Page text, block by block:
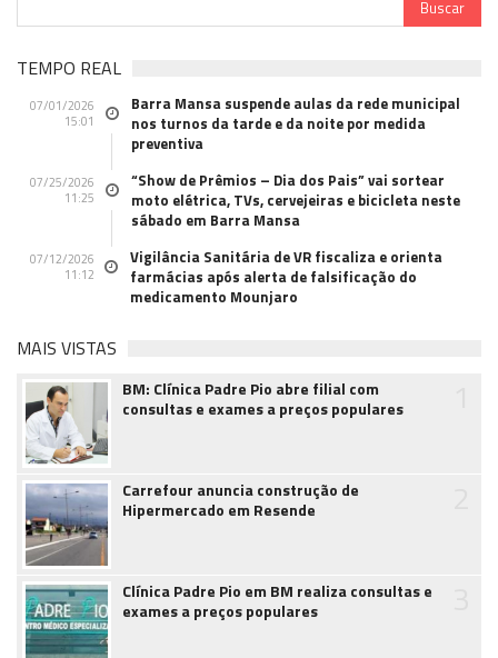
TEMPO REAL
07/01/2026
15:01
Barra Mansa suspende aulas da rede municipal
nos turnos da tarde e da noite por medida
preventiva
07/25/2026
11:25
“Show de Prêmios – Dia dos Pais” vai sortear
moto elétrica, TVs, cervejeiras e bicicleta neste
sábado em Barra Mansa
07/12/2026
11:12
Vigilância Sanitária de VR fiscaliza e orienta
farmácias após alerta de falsificação do
medicamento Mounjaro
MAIS VISTAS
BM: Clínica Padre Pio abre filial com
consultas e exames a preços populares
Carrefour anuncia construção de
Hipermercado em Resende
Clínica Padre Pio em BM realiza consultas e
exames a preços populares